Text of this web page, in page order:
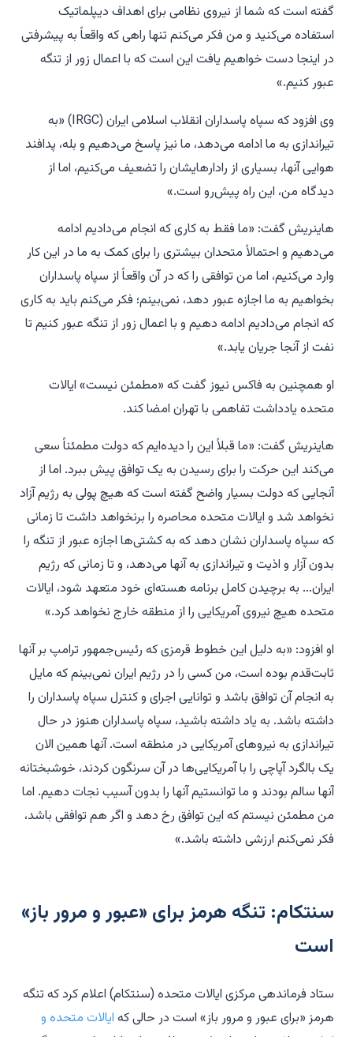
گفته است که شما از نیروی نظامی برای اهداف دیپلماتیک
استفاده می‌کنید و من فکر می‌کنم تنها راهی که واقعاً به پیشرفتی
در اینجا دست خواهیم یافت این است که با اعمال زور از تنگه
عبور کنیم.»
وی افزود که سپاه پاسداران انقلاب اسلامی ایران (IRGC) «به
تیراندازی به ما ادامه می‌دهد، ما نیز پاسخ می‌دهیم و بله، پدافند
هوایی آنها، بسیاری از رادارهایشان را تضعیف می‌کنیم، اما از
دیدگاه من، این راه پیش‌رو است.»
هاینریش گفت: «ما فقط به کاری که انجام می‌دادیم ادامه
می‌دهیم و احتمالاً متحدان بیشتری را برای کمک به ما در این کار
وارد می‌کنیم، اما من توافقی را که در آن واقعاً از سپاه پاسداران
بخواهیم به ما اجازه عبور دهد، نمی‌بینم؛ فکر می‌کنم باید به کاری
که انجام می‌دادیم ادامه دهیم و با اعمال زور از تنگه عبور کنیم تا
نفت از آنجا جریان یابد.»
او همچنین به فاکس نیوز گفت که «مطمئن نیست» ایالات
متحده یادداشت تفاهمی با تهران امضا کند.
هاینریش گفت: «ما قبلاً این را دیده‌ایم که دولت مطمئناً سعی
می‌کند این حرکت را برای رسیدن به یک توافق پیش ببرد. اما از
آنجایی که دولت بسیار واضح گفته است که هیچ پولی به رژیم آزاد
نخواهد شد و ایالات متحده محاصره را برنخواهد داشت تا زمانی
که سپاه پاسداران نشان دهد که به کشتی‌ها اجازه عبور از تنگه را
بدون آزار و اذیت و تیراندازی به آنها می‌دهد، و تا زمانی که رژیم
ایران... به برچیدن کامل برنامه هسته‌ای خود متعهد شود، ایالات
متحده هیچ نیروی آمریکایی را از منطقه خارج نخواهد کرد.»
او افزود: «به دلیل این خطوط قرمزی که رئیس‌جمهور ترامپ بر آنها
ثابت‌قدم بوده است، من کسی را در رژیم ایران نمی‌بینم که مایل
به انجام آن توافق باشد و توانایی اجرای و کنترل سپاه پاسداران را
داشته باشد. به یاد داشته باشید، سپاه پاسداران هنوز در حال
تیراندازی به نیروهای آمریکایی در منطقه است. آنها همین الان
یک بالگرد آپاچی را با آمریکایی‌ها در آن سرنگون کردند، خوشبختانه
آنها سالم بودند و ما توانستیم آنها را بدون آسیب نجات دهیم. اما
من مطمئن نیستم که این توافق رخ دهد و اگر هم توافقی باشد،
فکر نمی‌کنم ارزشی داشته باشد.»
سنتکام: تنگه هرمز برای «عبور و مرور باز»
است
ستاد فرماندهی مرکزی ایالات متحده (سنتکام) اعلام کرد که تنگه
هرمز «برای عبور و مرور باز» است در حالی که ایالات متحده و